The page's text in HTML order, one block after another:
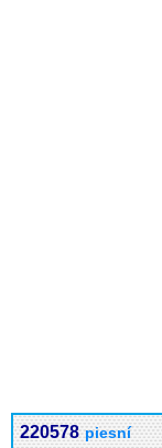
220578 piesní